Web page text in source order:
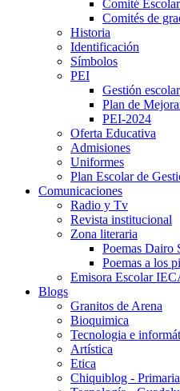
Comité
Comités de
Historia
Identificación
Símbolos
PEI
Gestión escolar
Plan de
PEI-2024
Oferta Educativa
Admisiones
Uniformes
Plan Escolar de
Comunicaciones
Radio y Tv
Revista institucional
Zona literaria
Poemas Dairo
Poemas a los
Emisora Escolar
Blogs
Granitos de Arena
Bioquimica
Tecnologia e
Artística
Etica
Chiquiblog - Primaria